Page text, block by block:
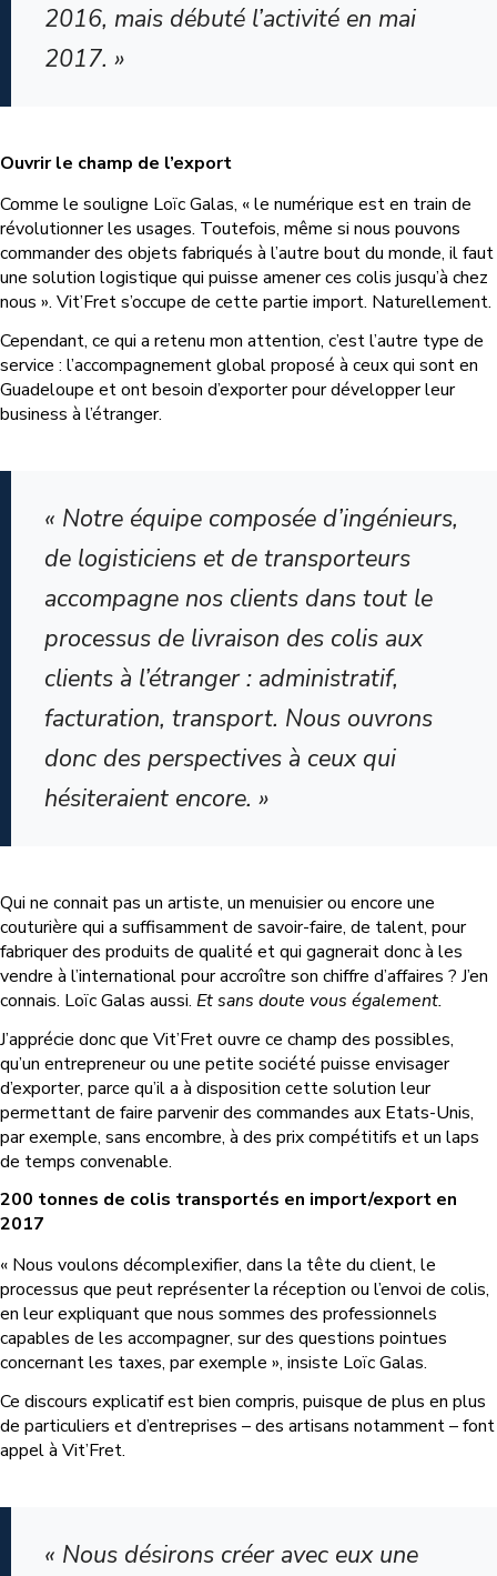
2016, mais débuté l’activité en mai
2017. »
Ouvrir le champ de l’export
Comme le souligne Loïc Galas, « le numérique est en train de
révolutionner les usages. Toutefois, même si nous pouvons
commander des objets fabriqués à l’autre bout du monde, il faut
une solution logistique qui puisse amener ces colis jusqu’à chez
nous ». Vit’Fret s’occupe de cette partie import. Naturellement.
Cependant, ce qui a retenu mon attention, c’est l’autre type de
service : l’accompagnement global proposé à ceux qui sont en
Guadeloupe et ont besoin d’exporter pour développer leur
business à l’étranger.
« Notre équipe composée d’ingénieurs,
de logisticiens et de transporteurs
accompagne nos clients dans tout le
processus de livraison des colis aux
clients à l’étranger : administratif,
facturation, transport. Nous ouvrons
donc des perspectives à ceux qui
hésiteraient encore. »
Qui ne connait pas un artiste, un menuisier ou encore une
couturière qui a suffisamment de savoir-faire, de talent, pour
fabriquer des produits de qualité et qui gagnerait donc à les
vendre à l’international pour accroître son chiffre d’affaires ? J’en
connais. Loïc Galas aussi. Et sans doute vous également.
J’apprécie donc que Vit’Fret ouvre ce champ des possibles,
qu’un entrepreneur ou une petite société puisse envisager
d’exporter, parce qu’il a à disposition cette solution leur
permettant de faire parvenir des commandes aux Etats-Unis,
par exemple, sans encombre, à des prix compétitifs et un laps
de temps convenable.
200 tonnes de colis transportés en import/export en
2017
« Nous voulons décomplexifier, dans la tête du client, le
processus que peut représenter la réception ou l’envoi de colis,
en leur expliquant que nous sommes des professionnels
capables de les accompagner, sur des questions pointues
concernant les taxes, par exemple », insiste Loïc Galas.
Ce discours explicatif est bien compris, puisque de plus en plus
de particuliers et d’entreprises – des artisans notamment – font
appel à Vit’Fret.
« Nous désirons créer avec eux une